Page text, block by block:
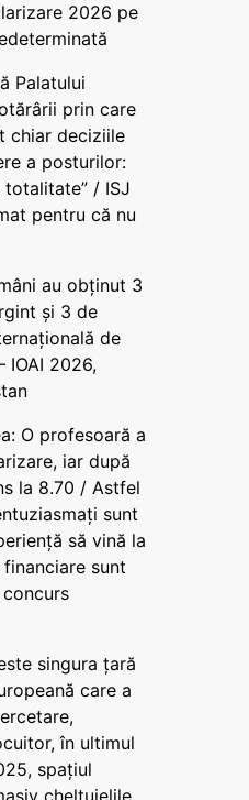
2026 pe
Palatului
prin care
chiar deciziile
a posturilor:
totalitate” / ISJ
pentru că nu
au obținut 3
și 3 de
de
IOAI 2026,
O profesoară a
iar după
la 8.70 / Astfel
sunt
să vină la
sunt
singura țară
care a
în ultimul
spațiul
cheltuielile